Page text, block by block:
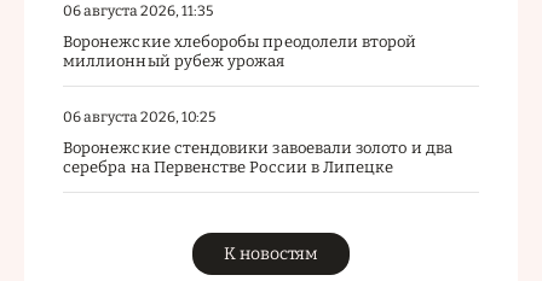
06 августа 2026, 11:35
Воронежские хлеборобы преодолели второй
миллионный рубеж урожая
06 августа 2026, 10:25
Воронежские стендовики завоевали золото и два
серебра на Первенстве России в Липецке
К новостям